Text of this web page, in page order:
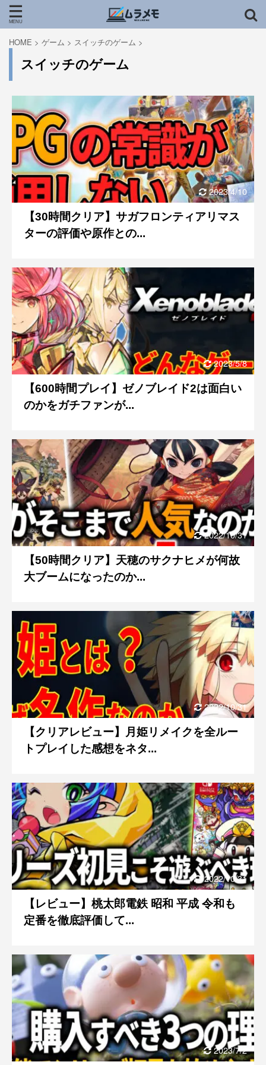
HOME > ゲーム > スイッチのゲーム >
スイッチのゲーム
2023/4/10
【30時間クリア】サガフロンティアリマス
ターの評価や原作との...
2023/5/8
【600時間プレイ】ゼノブレイド2は面白い
のかをガチファンが...
2022/10/31
【50時間クリア】天穂のサクナヒメが何故
大ブームになったのか...
2022/10/31
【クリアレビュー】月姫リメイクを全ルー
トプレイした感想をネタ...
2022/10/31
【レビュー】桃太郎電鉄 昭和 平成 令和も
定番を徹底評価して...
2023/7/2